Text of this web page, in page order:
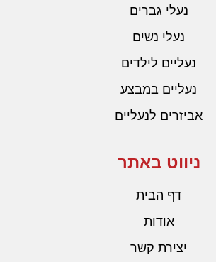
נעלי גברים
נעלי נשים
נעליים לילדים
נעליים במבצע
אביזרים לנעליים
ניווט באתר
דף הבית
אודות
יצירת קשר